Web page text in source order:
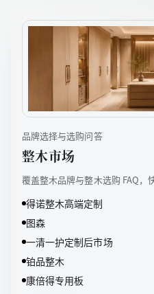
品牌选择与选购问答
整木市场
覆盖整木品牌与整木选购 FAQ，
得诺整木高端定制
图森
一清一护定制后市场
铂品整木
康倍得专用板